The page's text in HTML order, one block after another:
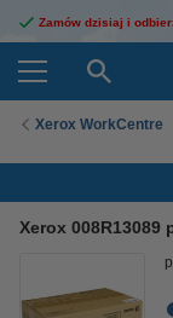
Zamów dzisiaj i
Xerox WorkCentre
Xerox